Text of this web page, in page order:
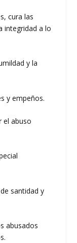
cura las
integridad a lo
y la
y empeños.
el abuso
santidad y
abusados